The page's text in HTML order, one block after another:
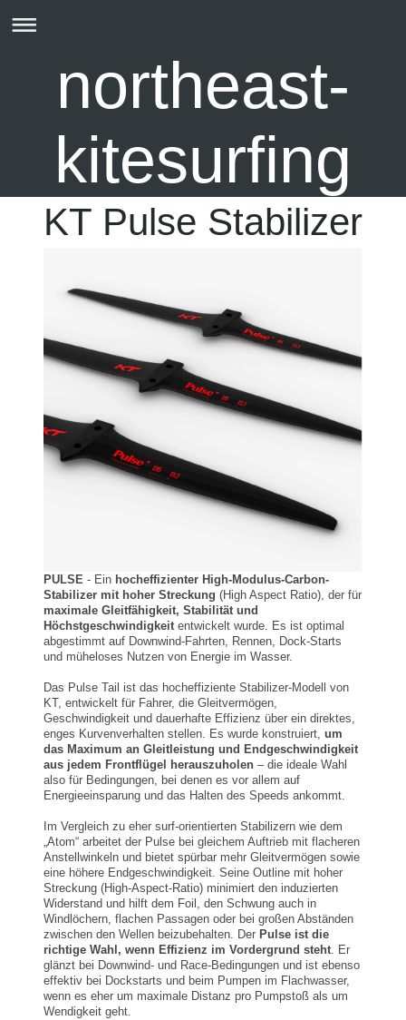
northeast-
kitesurfing
KT Pulse Stabilizer
PULSE - Ein hocheffizienter High-Modulus-Carbon-
Stabilizer mit hoher Streckung (High Aspect Ratio), der für
maximale Gleitfähigkeit, Stabilität und
Höchstgeschwindigkeitentwickelt wurde. Es ist optimal
abgestimmt auf Downwind-Fahrten, Rennen, Dock-Starts
und müheloses Nutzen von Energie im Wasser.
Das Pulse Tail ist das hocheffiziente Stabilizer-Modell von
KT, entwickelt für Fahrer, die Gleitvermögen,
Geschwindigkeit und dauerhafte Effizienz über ein direktes,
enges Kurvenverhalten stellen. Es wurde konstruiert, um
das Maximum an Gleitleistung und Endgeschwindigkeit
aus jedem Frontflügel herauszuholen – die ideale Wahl
also für Bedingungen, bei denen es vor allem auf
Energieeinsparung und das Halten des Speeds ankommt.
Im Vergleich zu eher surf-orientierten Stabilizern wie dem
„Atom“ arbeitet der Pulse bei gleichem Auftrieb mit flacheren
Anstellwinkeln und bietet spürbar mehr Gleitvermögen sowie
eine höhere Endgeschwindigkeit. Seine Outline mit hoher
Streckung (High-Aspect-Ratio) minimiert den induzierten
Widerstand und hilft dem Foil, den Schwung auch in
Windlöchern, flachen Passagen oder bei großen Abständen
zwischen den Wellen beizubehalten. Der Pulse ist die
richtige Wahl, wenn Effizienz im Vordergrund steht. Er
glänzt bei Downwind- und Race-Bedingungen und ist ebenso
effektiv bei Dockstarts und beim Pumpen im Flachwasser,
wenn es eher um maximale Distanz pro Pumpstoß als um
Wendigkeit geht.